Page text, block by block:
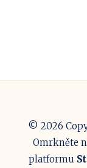
© 2026
Omrkněte
platformu